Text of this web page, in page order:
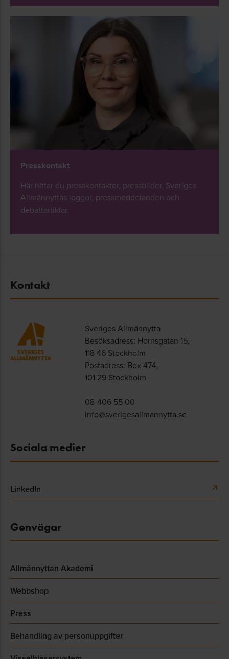
Presskontakt
Här hittar du presskontakter, pressbilder, Sveriges
Allmännyttas loggor, pressmeddelanden och
debattartiklar.
Kontakt
Sveriges Allmännytta
Besöksadress: Hornsgatan 15,
118 46 Stockholm
Postadress: Box 474,
101 29 Stockholm
08-406 55 00
info@sverigesallmannytta.se
Sociala medier
LinkedIn
Genvägar
Allmännyttan Akademi
Webbshop
Press
Behandling av personuppgifter